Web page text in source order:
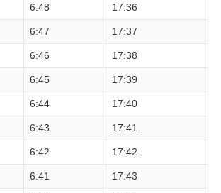
6:48 17:36
6:47 17:37
6:46 17:38
6:45 17:39
6:44 17:40
6:43 17:41
6:42 17:42
6:41 17:43